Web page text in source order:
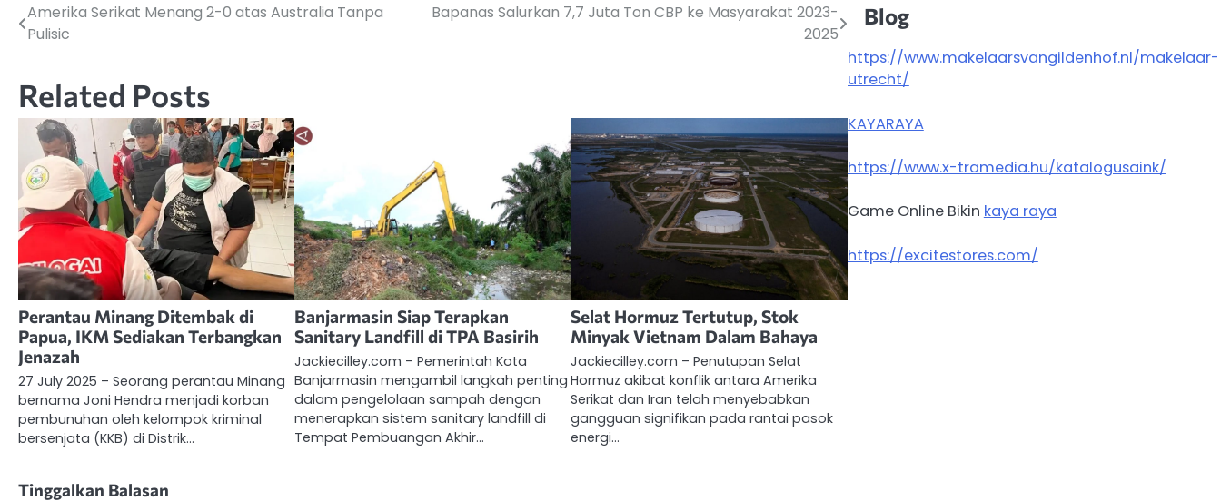
Navigasi
Amerika Serikat Menang 2-0 atas Australia Tanpa
Pulisic
Bapanas Salurkan 7,7 Juta Ton CBP ke Masyarakat 2023-
2025
Related Posts
Perantau Minang Ditembak di
Papua, IKM Sediakan Terbangkan
Jenazah
27 July 2025 – Seorang perantau Minang
bernama Joni Hendra menjadi korban
pembunuhan oleh kelompok kriminal
bersenjata (KKB) di Distrik…
Banjarmasin Siap Terapkan
Sanitary Landfill di TPA Basirih
Jackiecilley.com – Pemerintah Kota
Banjarmasin mengambil langkah penting
dalam pengelolaan sampah dengan
menerapkan sistem sanitary landfill di
Tempat Pembuangan Akhir…
Selat Hormuz Tertutup, Stok
Minyak Vietnam Dalam Bahaya
Jackiecilley.com – Penutupan Selat
Hormuz akibat konflik antara Amerika
Serikat dan Iran telah menyebabkan
gangguan signifikan pada rantai pasok
energi…
Tinggalkan Balasan
Blog
https://www.makelaarsvangildenhof.nl/makelaar-
utrecht/
KAYARAYA
https://www.x-tramedia.hu/katalogusaink/
Game Online Bikin kaya raya
https://excitestores.com/